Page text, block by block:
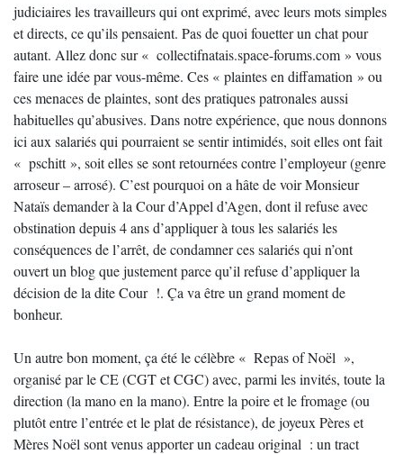
judiciaires les travailleurs qui ont exprimé, avec leurs mots simples
et directs, ce qu’ils pensaient. Pas de quoi fouetter un chat pour
autant. Allez donc sur « collectifnatais.space-forums.com » vous
faire une idée par vous-même. Ces « plaintes en diffamation » ou
ces menaces de plaintes, sont des pratiques patronales aussi
habituelles qu’abusives. Dans notre expérience, que nous donnons
ici aux salariés qui pourraient se sentir intimidés, soit elles ont fait
« pschitt », soit elles se sont retournées contre l’employeur (genre
arroseur – arrosé). C’est pourquoi on a hâte de voir Monsieur
Nataïs demander à la Cour d’Appel d’Agen, dont il refuse avec
obstination depuis 4 ans d’appliquer à tous les salariés les
conséquences de l’arrêt, de condamner ces salariés qui n’ont
ouvert un blog que justement parce qu’il refuse d’appliquer la
décision de la dite Cour !. Ça va être un grand moment de
bonheur.
Un autre bon moment, ça été le célèbre « Repas of Noël »,
organisé par le CE (CGT et CGC) avec, parmi les invités, toute la
direction (la mano en la mano). Entre la poire et le fromage (ou
plutôt entre l’entrée et le plat de résistance), de joyeux Pères et
Mères Noël sont venus apporter un cadeau original : un tract